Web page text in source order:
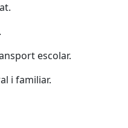
escolar.
i familiar.